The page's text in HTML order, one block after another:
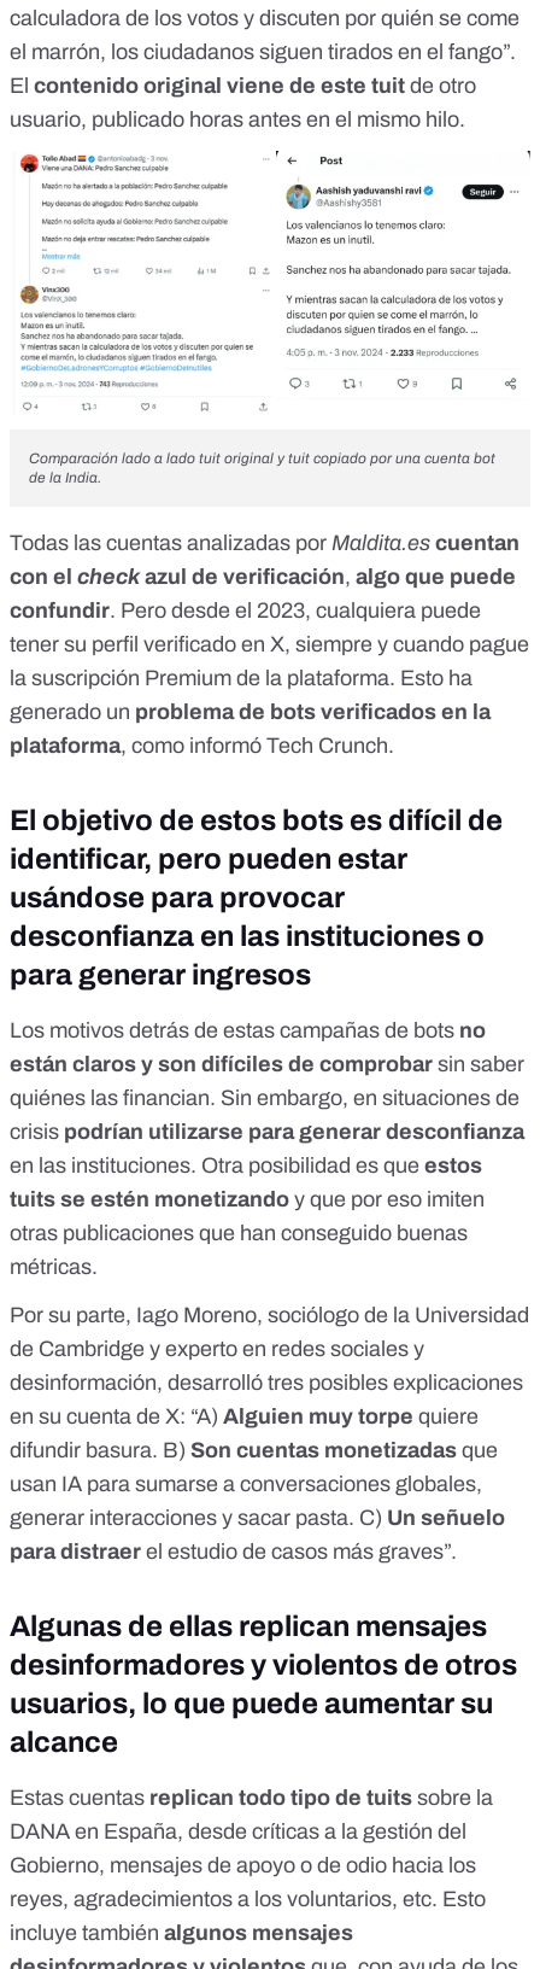
calculadora de los votos y discuten por quién se come
el marrón, los ciudadanos siguen tirados en el fango”.
El contenido original viene de este tuit de otro
usuario, publicado horas antes en el mismo hilo.
Comparación lado a lado tuit original y tuit copiado por una cuenta bot
de la India.
Todas las cuentas analizadas por Maldita.es cuentan
con el checkazul de verificación, algo que puede
confundir. Pero desde el 2023, cualquiera puede
tener su perfil verificado en X, siempre y cuando pague
la suscripción Premium de la plataforma. Esto ha
generado un problema de bots verificados en la
plataforma, como informó Tech Crunch.
El objetivo de estos bots es difícil de
identificar, pero pueden estar
usándose para provocar
desconfianza en las instituciones o
para generar ingresos
Los motivos detrás de estas campañas de bots no
están claros y son difíciles de comprobar sin saber
quiénes las financian. Sin embargo, en situaciones de
crisis podrían utilizarse para generar desconfianza
en las instituciones. Otra posibilidad es que estos
tuits se estén monetizando y que por eso imiten
otras publicaciones que han conseguido buenas
métricas.
Por su parte, Iago Moreno, sociólogo de la Universidad
de Cambridge y experto en redes sociales y
desinformación, desarrolló tres posibles explicaciones
en su cuenta de X: “A) Alguien muy torpe quiere
difundir basura. B) Son cuentas monetizadas que
usan IA para sumarse a conversaciones globales,
generar interacciones y sacar pasta. C) Un señuelo
para distraer el estudio de casos más graves”.
Algunas de ellas replican mensajes
desinformadores y violentos de otros
usuarios, lo que puede aumentar su
alcance
Estas cuentas replican todo tipo de tuits sobre la
DANA en España, desde críticas a la gestión del
Gobierno, mensajes de apoyo o de odio hacia los
reyes, agradecimientos a los voluntarios, etc. Esto
incluye también algunos mensajes